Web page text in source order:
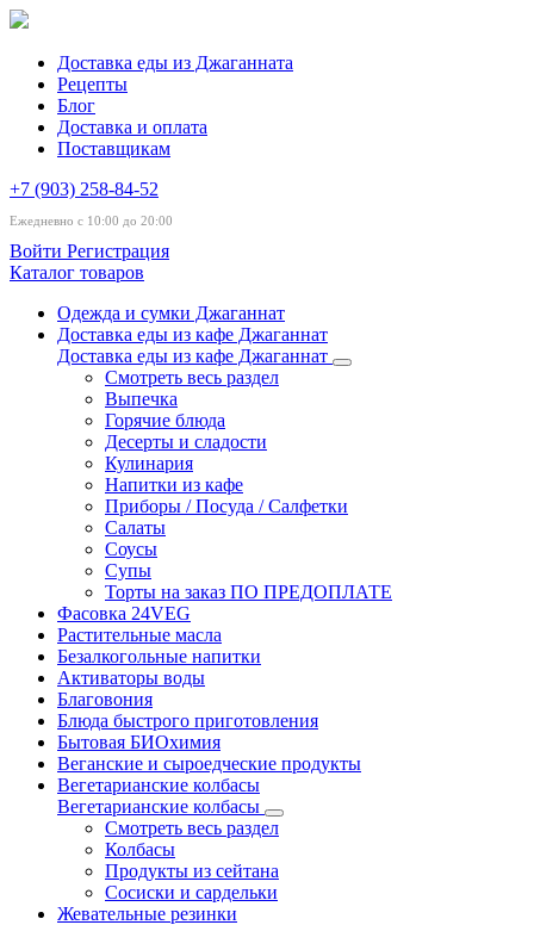
Доставка еды из Джаганната
Рецепты
Блог
Доставка и оплата
Поставщикам
+7 (903) 258-84-52
Ежедневно с 10:00 до 20:00
Войти Регистрация
Каталог товаров
Одежда и сумки Джаганнат
Доставка еды из кафе Джаганнат
Доставка еды из кафе Джаганнат
Смотреть весь раздел
Выпечка
Горячие блюда
Десерты и сладости
Кулинария
Напитки из кафе
Приборы / Посуда / Салфетки
Салаты
Соусы
Супы
Торты на заказ ПО ПРЕДОПЛАТЕ
Фасовка 24VEG
Растительные масла
Безалкогольные напитки
Активаторы воды
Благовония
Блюда быстрого приготовления
Бытовая БИОхимия
Веганские и сыроедческие продукты
Вегетарианские колбасы
Вегетарианские колбасы
Смотреть весь раздел
Колбасы
Продукты из сейтана
Сосиски и сардельки
Жевательные резинки